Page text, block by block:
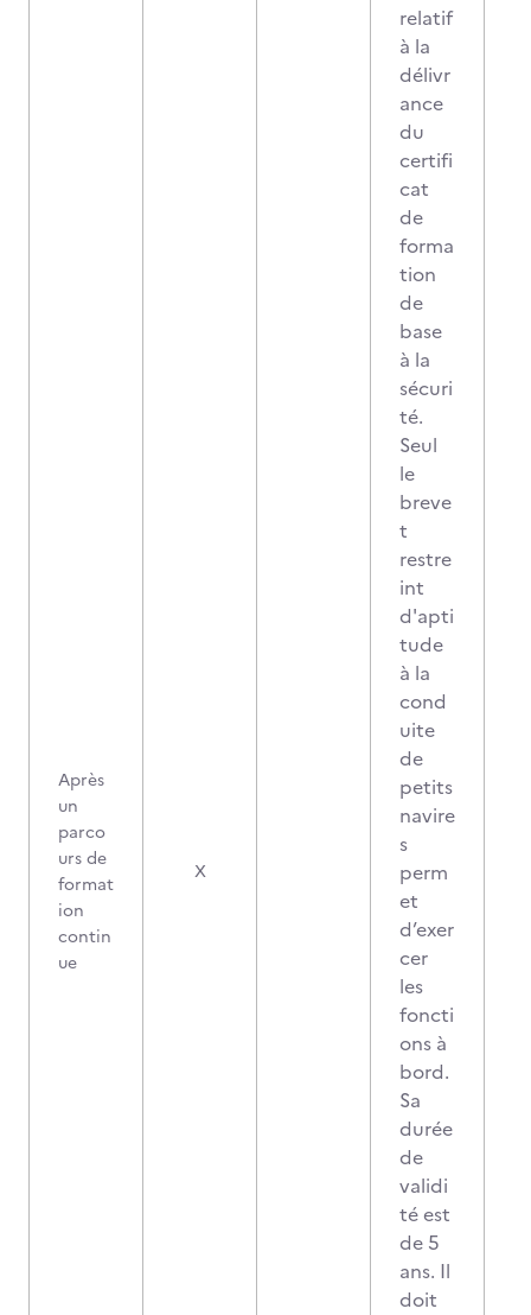
Après
un
parco
urs de
format
ion
contin
ue
X
relatif
à la
délivr
ance
du
certifi
cat
de
forma
tion
de
base
à la
sécuri
té.
Seul
le
breve
t
restre
int
d'apti
tude
à la
cond
uite
de
petits
navire
s
perm
et
d’exer
cer
les
foncti
ons à
bord.
Sa
durée
de
validi
té est
de 5
ans. Il
doit